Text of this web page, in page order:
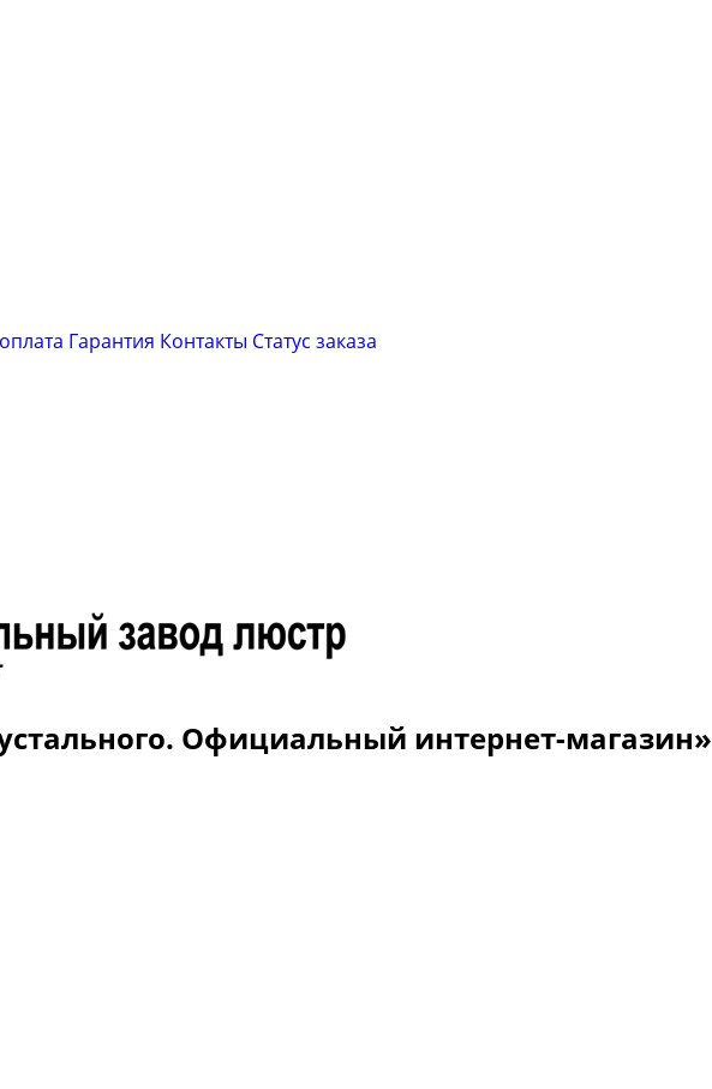
Гарантия Контакты Cтатус заказа
Официальный интернет-магазин»